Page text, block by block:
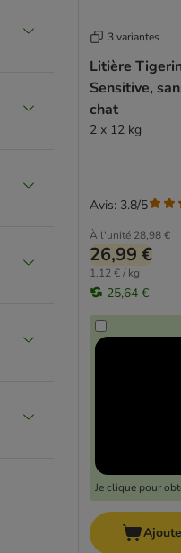
3 variantes
Litière
Sensitive,
chat
2 x 12 kg
À l'unité 28,98 €
26,99 €
1,12 € / kg
25,64 €
Je clique pour
Avis: 3.8/5